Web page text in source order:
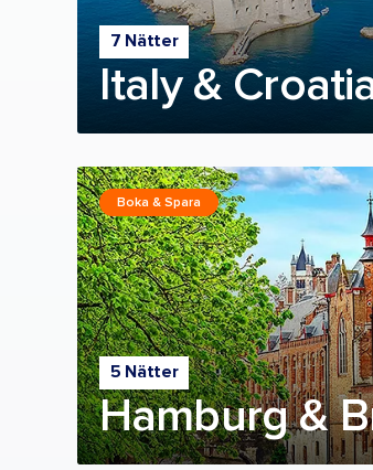
7 Nätter
Italy &
5 Nätter
Hamburg &
Boka & Spara